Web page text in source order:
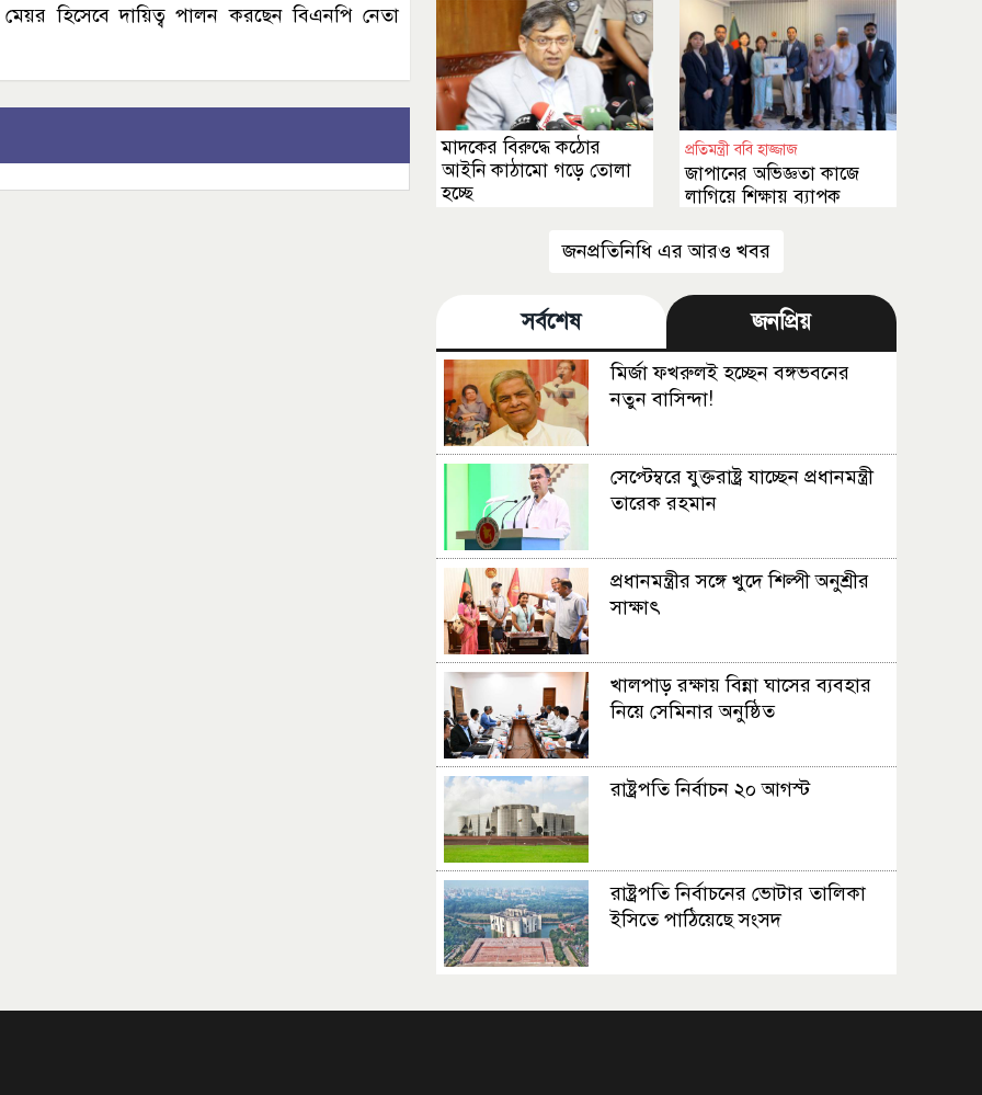
মেয়র হিসেবে দায়িত্ব পালন করছেন বিএনপি নেতা
মাদকের বিরুদ্ধে কঠোর
আইনি কাঠামো গড়ে তোলা
হচ্ছে
প্রতিমন্ত্রী ববি হাজ্জাজ
জাপানের অভিজ্ঞতা কাজে
লাগিয়ে শিক্ষায় ব্যাপক
জনপ্রতিনিধি এর আরও খবর
সর্বশেষ জনপ্রিয়
মির্জা ফখরুলই হচ্ছেন বঙ্গভবনের
নতুন বাসিন্দা!
সেপ্টেম্বরে যুক্তরাষ্ট্র যাচ্ছেন প্রধানমন্ত্রী
তারেক রহমান
প্রধানমন্ত্রীর সঙ্গে খুদে শিল্পী অনুশ্রীর
সাক্ষাৎ
খালপাড় রক্ষায় বিন্না ঘাসের ব্যবহার
নিয়ে সেমিনার অনুষ্ঠিত
রাষ্ট্রপতি নির্বাচন ২০ আগস্ট
রাষ্ট্রপতি নির্বাচনের ভোটার তালিকা
ইসিতে পাঠিয়েছে সংসদ